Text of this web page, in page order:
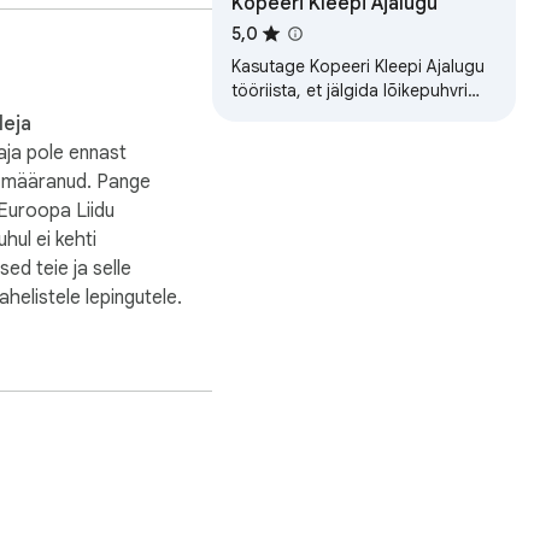
KKK
ja
juurdepääs kõigile
oma
periood.\nSirvige
KKK\n\n🔒
ja veebiarhiivi
Meie laiendus toetab
otsingutulemused,
pole ennast
Pange
Liidu
ei kehti
teie ja selle
lepingutele.
5,0
Kasutage Kopeeri Kleepi Ajalugu
tööriista, et jälgida lõikepuhvri